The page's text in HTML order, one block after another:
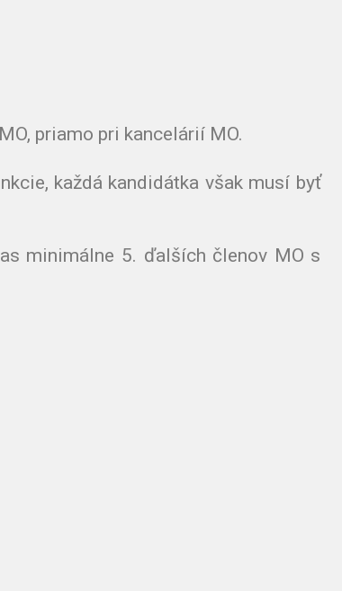
priamo pri kancelárií MO.
každá kandidátka však musí byť
minimálne 5. ďalších členov MO s